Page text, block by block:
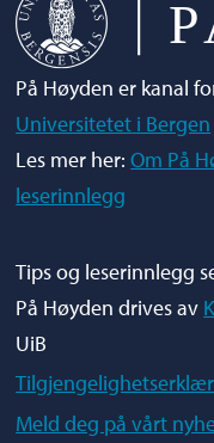
På Høyden er kanal
Universitetet i Bergen
Les mer her:Om På
leserinnlegg
Tips og leserinnlegg
På Høyden drives av
UiB
Meld deg på vårt